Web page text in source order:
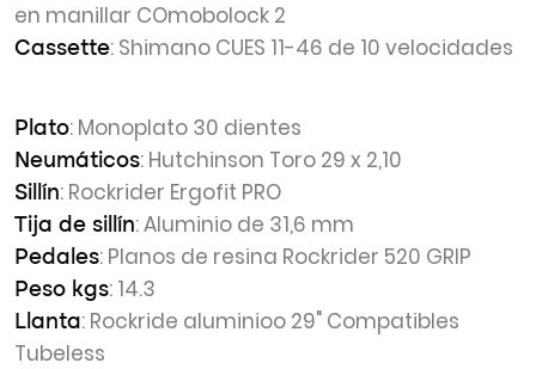
en manillar COmobolock 2
Cassette: Shimano CUES 11-46 de 10 velocidades
Plato: Monoplato 30 dientes
Neumáticos: Hutchinson Toro 29 x 2,10
Sillín: Rockrider Ergofit PRO
Tija de sillín: Aluminio de 31,6 mm
Pedales: Planos de resina Rockrider 520 GRIP
Peso kgs: 14.3
Llanta: Rockride aluminioo 29" Compatibles
Tubeless